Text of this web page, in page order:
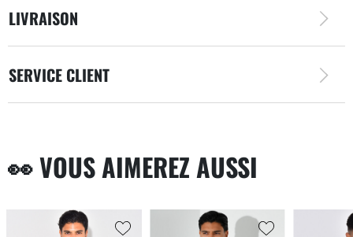
LIVRAISON
SERVICE CLIENT
👀 VOUS AIMEREZ AUSSI